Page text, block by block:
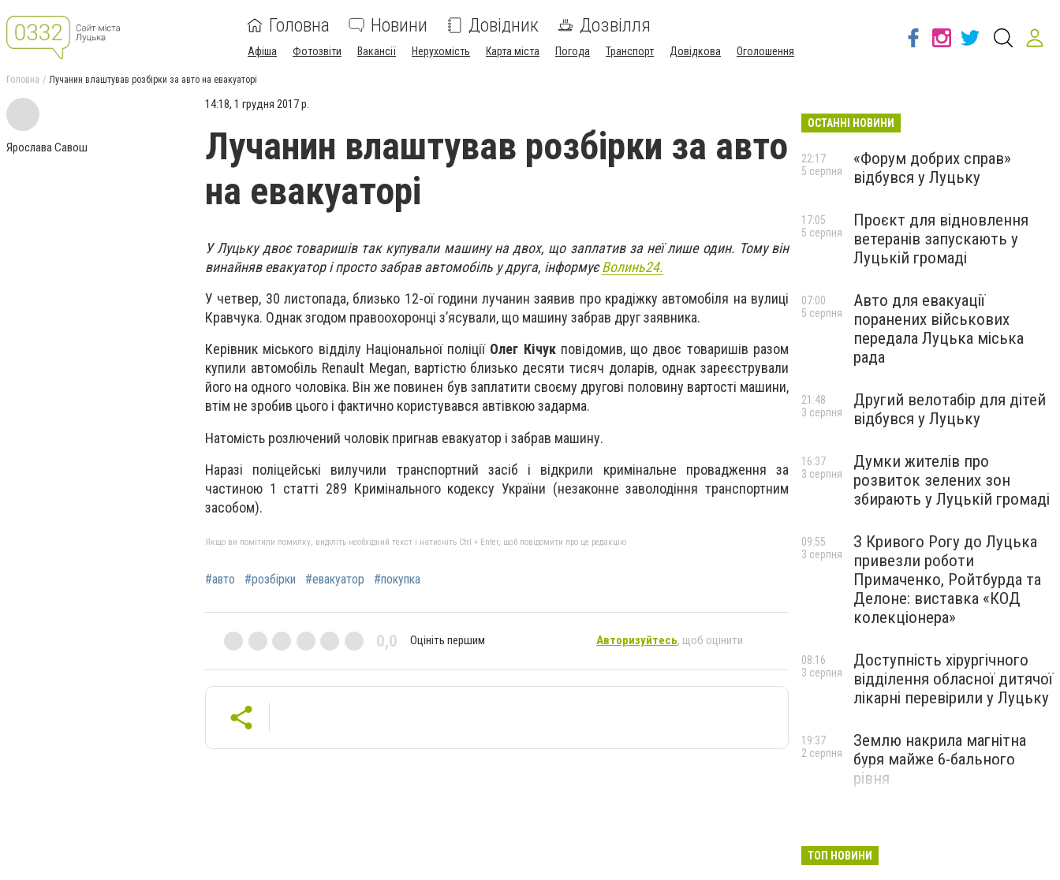
Головна Новини Довідник Дозвілля
Афіша Фотозвіти Вакансії Нерухомість Карта міста Погода Транспорт Довідкова Оголошення
Головна Лучанин влаштував розбірки за авто на евакуаторі
Ярослава Савош
14:18, 1 грудня 2017 р.
Лучанин влаштував розбірки за авто
на евакуаторі
У Луцьку двоє товаришів так купували машину на двох, що заплатив за неї лише один. Тому він
винайняв евакуатор і просто забрав автомобіль у друга, інформуєВолинь24.
У четвер, 30 листопада, близько 12-ої години лучанин заявив про крадіжку автомобіля на вулиці
Кравчука. Однак згодом правоохоронці з’ясували, що машину забрав друг заявника.
Керівник міського відділу Національної поліції Олег Кічукповідомив, що двоє товаришів разом
купили автомобіль Renault Megan, вартістю близько десяти тисяч доларів, однак зареєстрували
його на одного чоловіка. Він же повинен був заплатити своєму другові половину вартості машини,
втім не зробив цього і фактично користувався автівкою задарма.
Натомість розлючений чоловік пригнав евакуатор і забрав машину.
Наразі поліцейські вилучили транспортний засіб і відкрили кримінальне провадження за
частиною 1 статті 289 Кримінального кодексу України (незаконне заволодіння транспортним
засобом).
Якщо ви помітили помилку, виділіть необхідний текст і натисніть Ctrl + Enter, щоб повідомити про це редакцію
#авто #розбірки #евакуатор #покупка
0,0 Оцініть першим Авторизуйтесь, щоб оцінити
ОСТАННІ НОВИНИ
«Форум добрих справ»
відбувся у Луцьку
22:17
5 серпня
Проєкт для відновлення
ветеранів запускають у
Луцькій громаді
17:05
5 серпня
Авто для евакуації
поранених військових
передала Луцька міська
рада
07:00
5 серпня
Другий велотабір для дітей
відбувся у Луцьку
21:48
3 серпня
Думки жителів про
розвиток зелених зон
збирають у Луцькій громаді
16:37
3 серпня
З Кривого Рогу до Луцька
привезли роботи
Примаченко, Ройтбурда та
Делоне: виставка «КОД
колекціонера»
09:55
3 серпня
Доступність хірургічного
відділення обласної дитячої
лікарні перевірили у Луцьку
08:16
3 серпня
Землю накрила магнітна
буря майже 6-бального
рівня
19:37
2 серпня
ТОП НОВИНИ